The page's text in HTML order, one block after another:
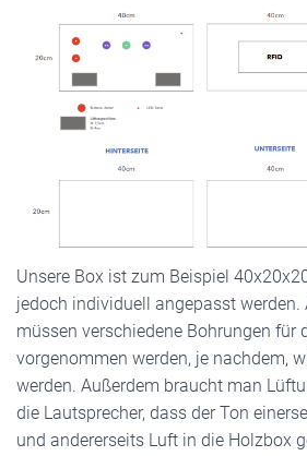
Unsere Box ist zum Beispiel
jedoch individuell angepasst werden.
müssen verschiedene Bohrungen für
vorgenommen werden, je nachdem,
werden. Außerdem braucht man
die Lautsprecher, dass der Ton
und andererseits Luft in die Holzbox